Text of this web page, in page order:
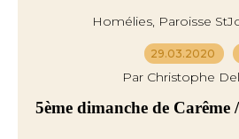
Homélies, Paroisse
29.03.2020
Par Christophe
5ème dimanche de Carême